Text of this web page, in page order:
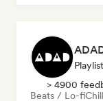
Playlist
> 4900
Beats / Lo-fi